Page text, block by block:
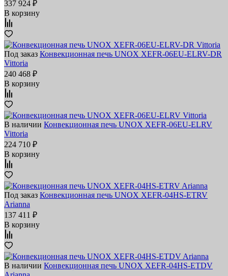
337 924 ₽
В корзину
Под заказ Конвекционная печь UNOX XEFR-06EU-ELRV-DR
Vittoria
240 468 ₽
В корзину
В наличии Конвекционная печь UNOX XEFR-06EU-ELRV
Vittoria
224 710 ₽
В корзину
Под заказ Конвекционная печь UNOX XEFR-04HS-ETRV
Arianna
137 411 ₽
В корзину
В наличии Конвекционная печь UNOX XEFR-04HS-ETDV